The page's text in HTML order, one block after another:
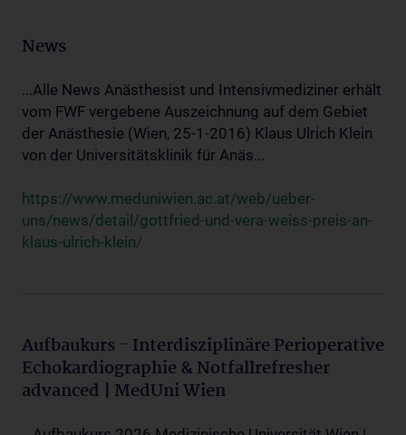
News
...Alle News Anästhesist und Intensivmediziner erhält
vom FWF vergebene Auszeichnung auf dem Gebiet
der Anästhesie (Wien, 25-1-2016) Klaus Ulrich Klein
von der Universitätsklinik für Anäs...
https://www.meduniwien.ac.at/web/ueber-
uns/news/detail/gottfried-und-vera-weiss-preis-an-
klaus-ulrich-klein/
Aufbaukurs - Interdisziplinäre Perioperative
Echokardiographie & Notfallrefresher
advanced | MedUni Wien